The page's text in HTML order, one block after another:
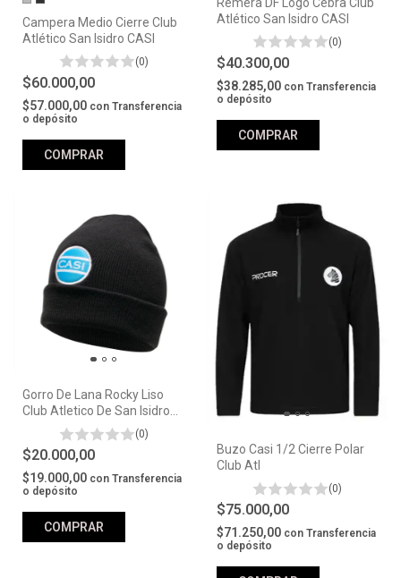
Campera Medio Cierre Club
Atlético San Isidro CASI
(0)
$60.000,00
$57.000,00 con Transferencia
o depósito
COMPRAR
Atlético San Isidro CASI
(0)
$40.300,00
$38.285,00 con Transferencia
o depósito
COMPRAR
Gorro De Lana Rocky Liso
Club Atletico De San Isidro
Casi #80004
(0)
$20.000,00
$19.000,00 con Transferencia
o depósito
Buzo Casi 1/2 Cierre Polar
Club Atl
(0)
$75.000,00
$71.250,00 con Transferencia
o depósito